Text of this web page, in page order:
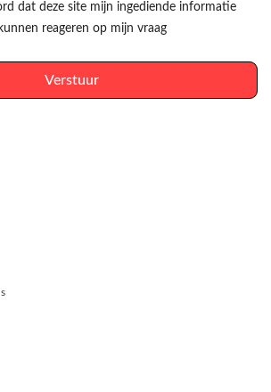
dat deze site mijn ingediende informatie
reageren op mijn vraag
Verstuur